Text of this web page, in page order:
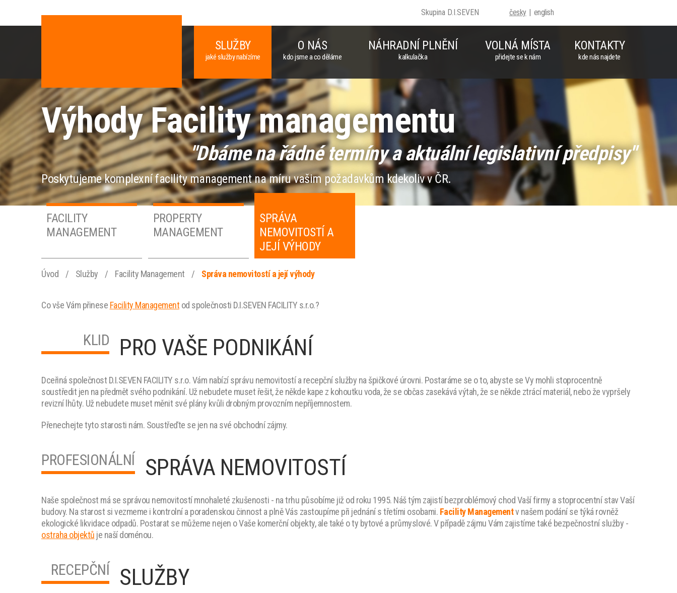
česky english
Skupina D.I.SEVEN
Výhody Facility managementu
"Dbáme na řádné termíny a aktuální legislativní předpisy"
Poskytujeme komplexní facility management na míru vašim požadavkům kdekoliv v ČR.
SLUŽBY
jaké služby nabízíme
O NÁS
kdo jsme a co děláme
NÁHRADNÍ PLNĚNÍ
kalkulačka
VOLNÁ MÍSTA
přidejte se k nám
KONTAKTY
kde nás najdete
FACILITY
MANAGEMENT
PROPERTY
MANAGEMENT
SPRÁVA
NEMOVITOSTÍ A
JEJÍ VÝHODY
Úvod / Služby / Facility Management / Správa nemovitostí a její výhody
Co vše Vám přinese Facility Management od společnosti D.I.SEVEN FACILITY s.r.o.?
KLID PRO VAŠE PODNIKÁNÍ
Dceřiná společnost D.I.SEVEN FACILITY s.r.o. Vám nabízí správu nemovitostí a recepční služby na špičkové úrovni. Postaráme se o to, abyste se Vy mohli stoprocentně
soustředit jen na předmět svého podnikání. Už nebudete muset řešit, že někde kape z kohoutku voda, že se občas zasekává výtah, že se někde ztrácí materiál, nebo že vypršely
revizní lhůty. Už nebudete muset měnit své plány kvůli drobným provozním nepříjemnostem.
Přenechejte tyto starosti nám. Soustřeďte se jen na své obchodní zájmy.
PROFESIONÁLNÍ SPRÁVA NEMOVITOSTÍ
Naše společnost má se správou nemovitostí mnohaleté zkušenosti - na trhu působíme již od roku 1995. Náš tým zajistí bezproblémový chod Vaší firmy a stoprocentní stav Vaší
budovy. Na starost si vezmeme i kontrolní a poradenskou činnost a plně Vás zastoupíme při jednání s třetími osobami. Facility Managementv našem podání se týká rovněž
ekologické likvidace odpadů. Postarat se můžeme nejen o Vaše komerční objekty, ale také o ty bytové a průmyslové. V případě zájmu Vám zajistíme také bezpečnostní služby -
ostraha objektů je naší doménou.
RECEPČNÍ SLUŽBY